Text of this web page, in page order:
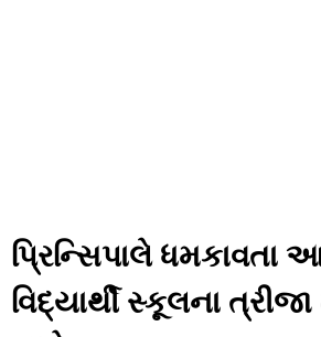
પ્રિન્સિપાલે ધમકાવતા
વિદ્યાર્થી સ્કૂલના